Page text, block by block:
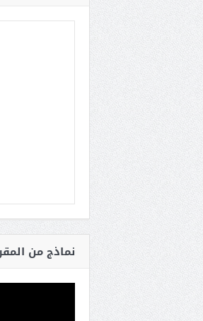
نماذج من